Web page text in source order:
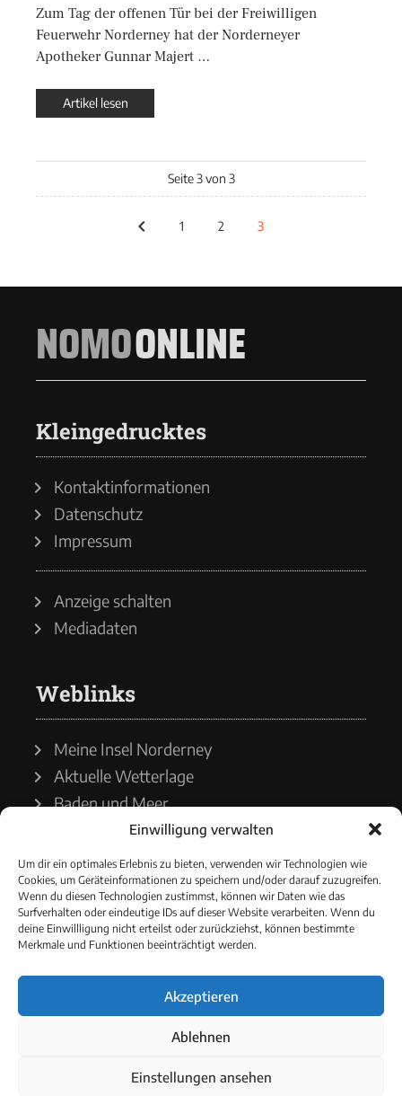
Einwilligung verwalten
Um dir ein optimales Erlebnis zu bieten, verwenden wir Technologien wie
Cookies, um Geräteinformationen zu speichern und/oder darauf zuzugreifen.
Wenn du diesen Technologien zustimmst, können wir Daten wie das
Surfverhalten oder eindeutige IDs auf dieser Website verarbeiten. Wenn du
deine Einwillligung nicht erteilst oder zurückziehst, können bestimmte
Merkmale und Funktionen beeinträchtigt werden.
Akzeptieren
Ablehnen
Einstellungen ansehen
Zum Tag der offenen Tür bei der Freiwilligen
Feuerwehr Norderney hat der Norderneyer
Apotheker Gunnar Majert …
Artikel lesen
Seite 3 von 3
1 2 3
NOMOONLINE
Kleingedrucktes
Kontaktinformationen
Datenschutz
Impressum
Anzeige schalten
Mediadaten
Weblinks
Meine Insel Norderney
Aktuelle Wetterlage
Baden und Meer
Wetterdienst
Wasserstände
Schiffsverkehr